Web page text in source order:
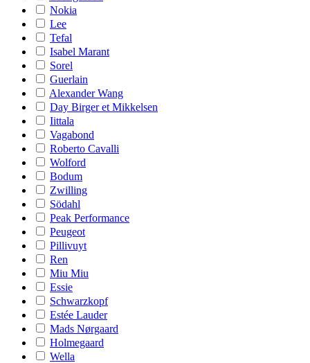
Nokia
Lee
Tefal
Isabel Marant
Sorel
Guerlain
Alexander Wang
Day Birger et Mikkelsen
Iittala
Vagabond
Roberto Cavalli
Wolford
Bodum
Zwilling
Södahl
Peak Performance
Peugeot
Pillivuyt
Ren
Miu Miu
Essie
Schwarzkopf
Estée Lauder
Mads Nørgaard
Holmegaard
Wella